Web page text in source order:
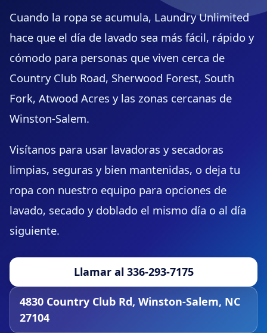
Cuando la ropa se acumula, Laundry Unlimited
hace que el día de lavado sea más fácil, rápido y
cómodo para personas que viven cerca de
Country Club Road, Sherwood Forest, South
Fork, Atwood Acres y las zonas cercanas de
Winston-Salem.
Visítanos para usar lavadoras y secadoras
limpias, seguras y bien mantenidas, o deja tu
ropa con nuestro equipo para opciones de
lavado, secado y doblado el mismo día o al día
siguiente.
Llamar al 336-293-7175
4830 Country Club Rd, Winston-Salem, NC
27104